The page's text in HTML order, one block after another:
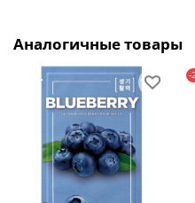
Аналогичные товары
-